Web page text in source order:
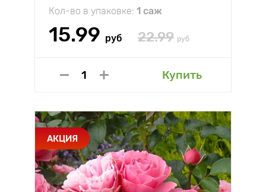
Кол-во в упаковке: 1 саж
15.99 руб 22.99 руб
Купить
АКЦИЯ